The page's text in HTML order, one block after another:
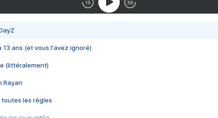
13 ans (et vous l'avez ignoré)
(littéralement)
Rayan
toutes les règles